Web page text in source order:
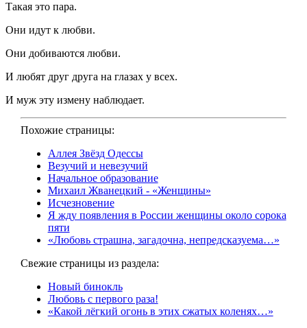
Такая это пара.
Они идут к любви.
Они добиваются любви.
И любят друг друга на глазах у всех.
И муж эту измену наблюдает.
Похожие страницы:
Аллея Звёзд Одессы
Везучий и невезучий
Начальное образование
Михаил Жванецкий - «Женщины»
Исчезновение
Я жду появления в России женщины около сорока
пяти
«Любовь страшна, загадочна, непредсказуема…»
Свежие страницы из раздела:
Новый бинокль
Любовь с первого раза!
«Какой лёгкий огонь в этих сжатых коленях…»